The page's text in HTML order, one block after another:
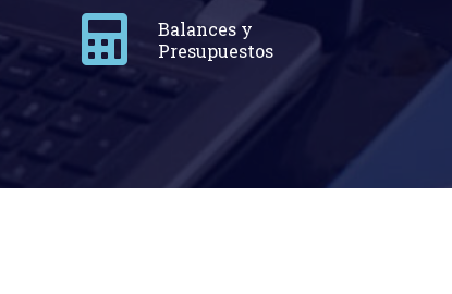
Balances y
Presupuestos